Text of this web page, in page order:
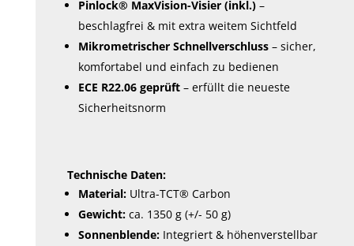
Pinlock® MaxVision-Visier (inkl.) –
beschlagfrei & mit extra weitem Sichtfeld
Mikrometrischer Schnellverschluss – sicher,
komfortabel und einfach zu bedienen
ECE R22.06 geprüft – erfüllt die neueste
Sicherheitsnorm
Technische Daten:
Material: Ultra-TCT® Carbon
Gewicht: ca. 1350 g (+/- 50 g)
Sonnenblende: Integriert & höhenverstellbar